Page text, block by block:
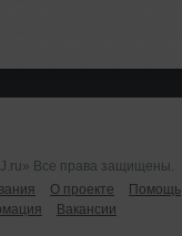
Все права защищены.
О проекте Помощь
Вакансии